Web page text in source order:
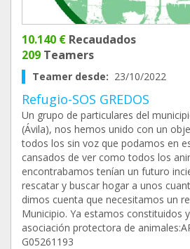
10.140 € Recaudados
209 Teamers
Teamer desde: 23/10/2022
Refugio-SOS GREDOS
Un grupo de particulares del
(Ávila), nos hemos unido con un
todos los sin voz que podamos en
cansados de ver como todos los
encontrabamos tenían un futuro
rescatar y buscar hogar a unos
dimos cuenta que necesitamos un
Municipio. Ya estamos constituidos
asociación protectora de
G05261193